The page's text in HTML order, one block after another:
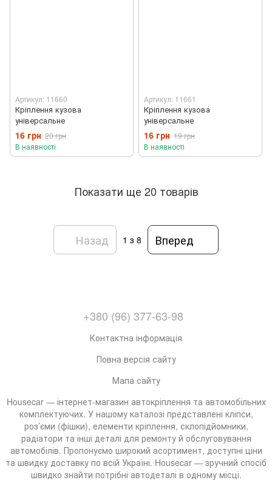
Артикул: 11660
Кріплення кузова
універсальне
16 грн 20 грн
В наявності
Артикул: 11661
Кріплення кузова
універсальне
16 грн 19 грн
В наявності
Показати ще 20 товарів
Назад 1 з 8 Вперед
+380 (96) 377-63-98
Контактна інформація
Повна версія сайту
Мапа сайту
Housecar — інтернет-магазин автокріплення та автомобільних
комплектуючих. У нашому каталозі представлені кліпси,
роз’єми (фішки), елементи кріплення, склопідйомники,
радіатори та інші деталі для ремонту й обслуговування
автомобілів. Пропонуємо широкий асортимент, доступні ціни
та швидку доставку по всій Україні. Housecar — зручний спосіб
швидко знайти потрібні автодеталі в одному місці.